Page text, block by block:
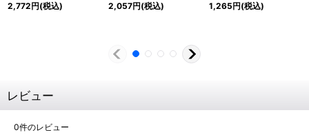
2,772円(税込)
2,057円(税込)
1,265円(税込)
レビュー
0件のレビュー